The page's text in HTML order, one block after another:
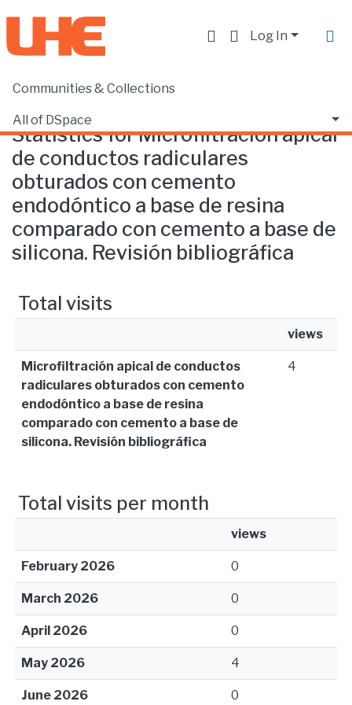
Log In
Communities & Collections
All of DSpace
Home Statistics
Statistics for Microfiltración apical
de conductos radiculares
obturados con cemento
endodóntico a base de resina
comparado con cemento a base de
silicona. Revisión bibliográfica
Total visits
views
Microfiltración apical de conductos
radiculares obturados con cemento
endodóntico a base de resina
comparado con cemento a base de
silicona. Revisión bibliográfica
4
Total visits per month
views
February 2026 0
March 2026 0
April 2026 0
May 2026 4
June 2026 0